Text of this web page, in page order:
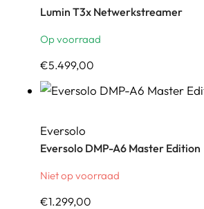
Lumin T3x Netwerkstreamer
Op voorraad
€5.499,00
Eversolo
Eversolo DMP-A6 Master Edition
Niet op voorraad
€1.299,00